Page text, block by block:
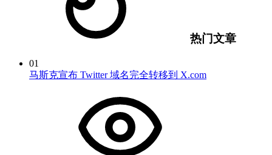
热门文章
01
马斯克宣布 Twitter 域名完全转移到 X.com